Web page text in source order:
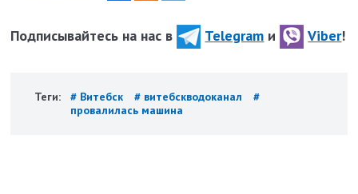
Подписывайтесь на нас в Telegram и Viber!
Теги: # Витебск # витебскводоканал
#
провалилась машина